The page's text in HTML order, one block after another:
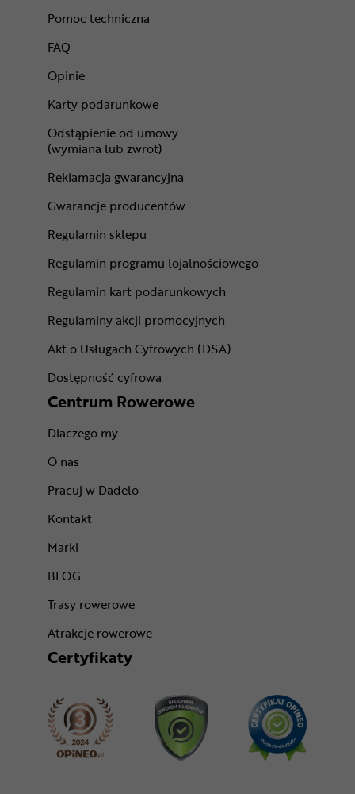
Pomoc techniczna
FAQ
Opinie
Karty podarunkowe
Odstąpienie od umowy
(wymiana lub zwrot)
Reklamacja gwarancyjna
Gwarancje producentów
Regulamin sklepu
Regulamin programu lojalnościowego
Regulamin kart podarunkowych
Regulaminy akcji promocyjnych
Akt o Usługach Cyfrowych (DSA)
Dostępność cyfrowa
Centrum Rowerowe
Dlaczego my
O nas
Pracuj w Dadelo
Kontakt
Marki
BLOG
Trasy rowerowe
Atrakcje rowerowe
Certyfikaty